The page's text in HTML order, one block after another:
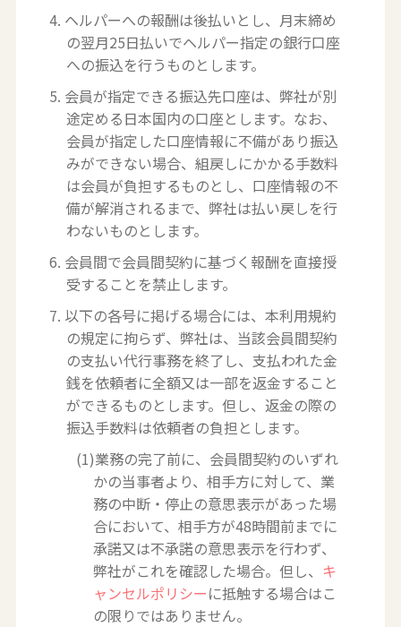
4. ヘルパーへの報酬は後払いとし、月末締め
の翌月25日払いでヘルパー指定の銀行口座
への振込を行うものとします。
5. 会員が指定できる振込先口座は、弊社が別
途定める日本国内の口座とします。なお、
会員が指定した口座情報に不備があり振込
みができない場合、組戻しにかかる手数料
は会員が負担するものとし、口座情報の不
備が解消されるまで、弊社は払い戻しを行
わないものとします。
6. 会員間で会員間契約に基づく報酬を直接授
受することを禁止します。
7. 以下の各号に掲げる場合には、本利用規約
の規定に拘らず、弊社は、当該会員間契約
の支払い代行事務を終了し、支払われた金
銭を依頼者に全額又は一部を返金すること
ができるものとします。但し、返金の際の
振込手数料は依頼者の負担とします。
(1)業務の完了前に、会員間契約のいずれ
かの当事者より、相手方に対して、業
務の中断・停止の意思表示があった場
合において、相手方が48時間前までに
承諾又は不承諾の意思表示を行わず、
弊社がこれを確認した場合。但し、 キ
ャンセルポリシーに抵触する場合はこ
の限りではありません。